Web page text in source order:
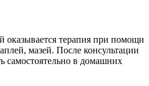
оказывается терапия при помощи
мазей. После консультации
самостоятельно в домашних